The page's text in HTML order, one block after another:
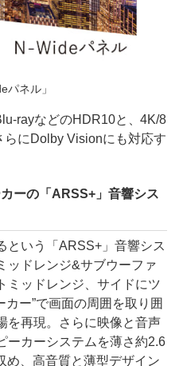
パネル」
rayなどのHDR10と、4K/8
にDolby Visionにも対応す
ーの「ARSS+」音響シス
という「ARSS+」音響シス
ッドレンジ&サブウーファ
ミッドレンジ、サイドにツ
ー”で画面の周囲を取り囲
を再現。さらに映像と音声
ーカーシステムを薄さ約2.6
め、高音質と薄型デザイン